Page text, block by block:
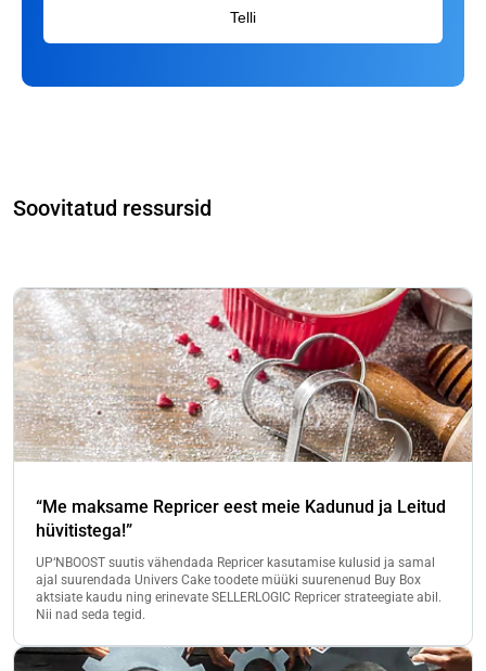
Telli
Soovitatud ressursid
“Me maksame Repricer eest meie Kadunud ja Leitud
hüvitistega!”
UP‘NBOOST suutis vähendada Repricer kasutamise kulusid ja samal
ajal suurendada Univers Cake toodete müüki suurenenud Buy Box
aktsiate kaudu ning erinevate SELLERLOGIC Repricer strateegiate abil.
Nii nad seda tegid.